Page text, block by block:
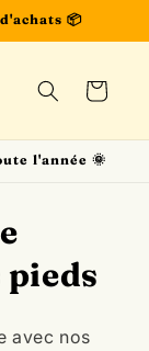
📦
Panier
l'année 🌞
pieds
avec nos